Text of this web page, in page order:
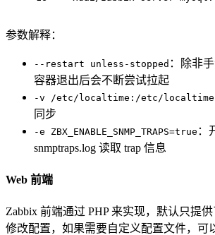
参数解释：
--restart unless-stopped ：除非
容器退出后会不断尝试拉起
-v /etc/localtime:/etc/localtime
同步
-e ZBX_ENABLE_SNMP_TRAPS=true ：
snmptraps.log 读取 trap 信息
Web 前端
Zabbix 前端通过 PHP 来实现，默认只提
修改配置，如果需要自定义配置文件，可